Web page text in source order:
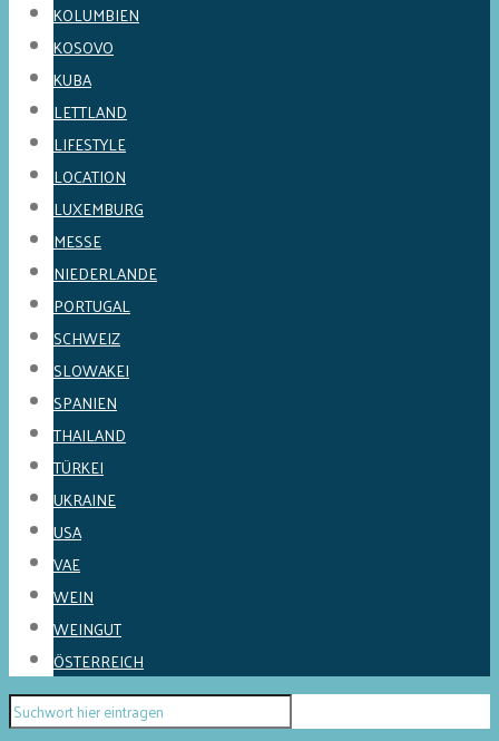
KOLUMBIEN
KOSOVO
KUBA
LETTLAND
LIFESTYLE
LOCATION
LUXEMBURG
MESSE
NIEDERLANDE
PORTUGAL
SCHWEIZ
SLOWAKEI
SPANIEN
THAILAND
TÜRKEI
UKRAINE
USA
VAE
WEIN
WEINGUT
ÖSTERREICH